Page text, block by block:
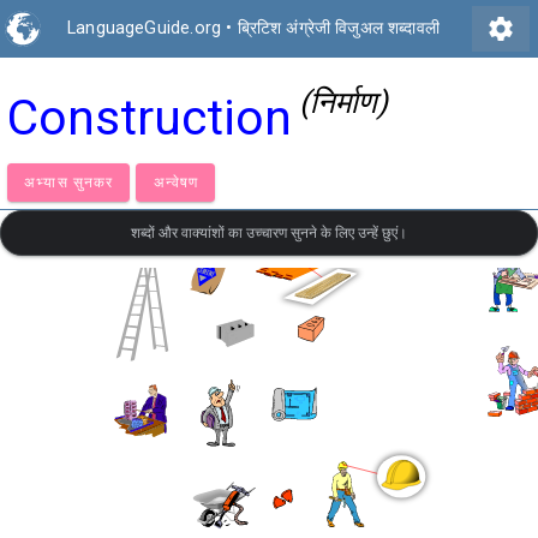
LanguageGuide.org • ब्रिटिश अंग्रेजी विजुअल शब्दावली settings
Construction (निर्माण)
अभ्यास सुनकर अन्वेषण
शब्दों और वाक्यांशों का उच्चारण सुनने के लिए उन्हें छुएं।